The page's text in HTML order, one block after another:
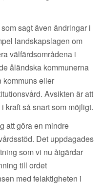
sagt även ändringar i
landskapslagen om
välfärdsområdena i
åländska kommunerna
kommuns eller
Avsikten är att
kraft så snart som möjligt.
att göra en mindre
Det uppdagades
som vi nu åtgärdar
till ordet
med felaktigheten i